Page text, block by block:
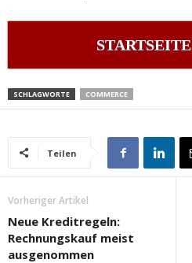
STARTSEITE
SCHLAGWORTE COMMERCE
Teilen
Vorheriger Artikel
Neue Kreditregeln:
Rechnungskauf meist
ausgenommen